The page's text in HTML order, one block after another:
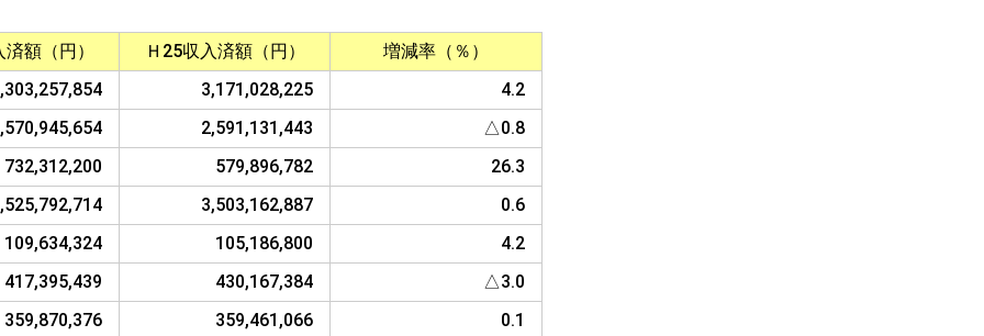
額（円） Ｈ25収入済額（円）
増減率（％）
3,171,028,225
4.2
2,591,131,443
△0.8
732,312,200
579,896,782
26.3
3,503,162,887
0.6
109,634,324
105,186,800
4.2
417,395,439
430,167,384
△3.0
359,870,376
359,461,066
0.1